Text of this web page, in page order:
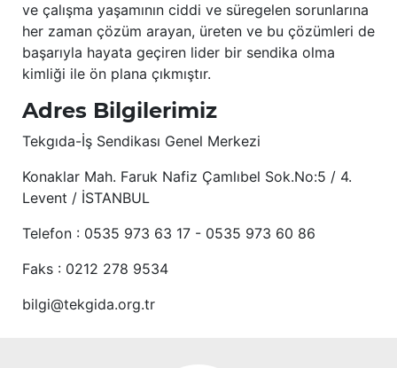
ve çalışma yaşamının ciddi ve süregelen sorunlarına
her zaman çözüm arayan, üreten ve bu çözümleri de
başarıyla hayata geçiren lider bir sendika olma
kimliği ile ön plana çıkmıştır.
Adres Bilgilerimiz
Tekgıda-İş Sendikası Genel Merkezi
Konaklar Mah. Faruk Nafiz Çamlıbel Sok.No:5 / 4.
Levent / İSTANBUL
Telefon : 0535 973 63 17 - 0535 973 60 86
Faks : 0212 278 9534
bilgi@tekgida.org.tr